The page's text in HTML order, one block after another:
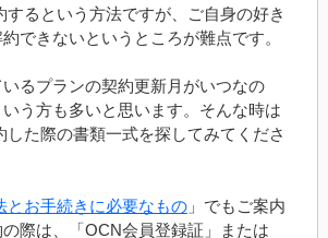
するという方法ですが、ご自身の好き
できないというところが難点です。
るプランの契約更新月がいつなの
う方も多いと思います。そんな時は
した際の書類一式を探してみてくださ
とお手続きに必要なもの」でもご案内
際は、「OCN会員登録証」または